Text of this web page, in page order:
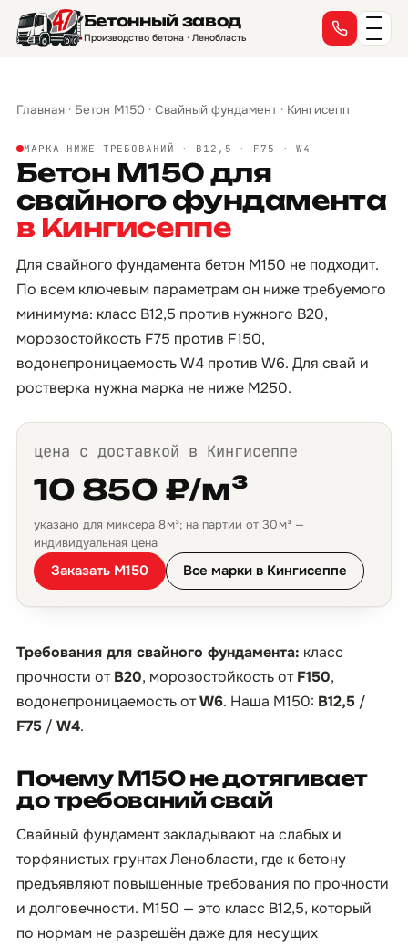
Бетонный завод
Производство бетона · Ленобласть
Главная · Бетон М150 · Свайный фундамент · Кингисепп
МАРКА НИЖЕ ТРЕБОВАНИЙ · B12,5 · F75 · W4
Бетон М150 для
свайного фундамента
в Кингисеппе
Для свайного фундамента бетон М150 не подходит.
По всем ключевым параметрам он ниже требуемого
минимума: класс B12,5 против нужного B20,
морозостойкость F75 против F150,
водонепроницаемость W4 против W6. Для свай и
ростверка нужна марка не ниже М250.
цена с доставкой в Кингисеппе
10 850 ₽/м³
указано для миксера 8 м³; на партии от 30 м³ —
индивидуальная цена
Заказать М150 Все марки в Кингисеппе
Требования для свайного фундамента: класс
прочности отB20, морозостойкость отF150,
водонепроницаемость отW6. Наша М150: B12,5 /
F75 / W4.
Почему М150 не дотягивает
до требований свай
Свайный фундамент закладывают на слабых и
торфянистых грунтах Ленобласти, где к бетону
предъявляют повышенные требования по прочности
и долговечности. М150 — это класс B12,5, который
по нормам не разрешён даже для несущих